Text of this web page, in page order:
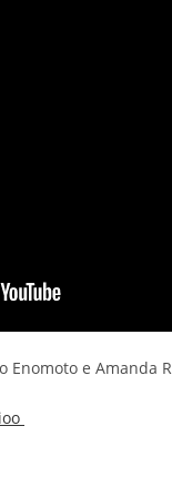
Enomoto e Amanda